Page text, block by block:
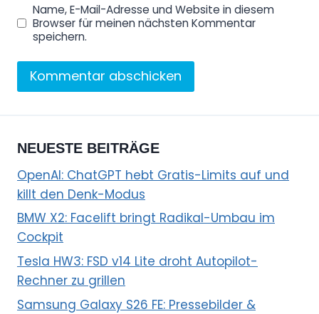
Name, E-Mail-Adresse und Website in diesem
Browser für meinen nächsten Kommentar
speichern.
NEUESTE BEITRÄGE
OpenAI: ChatGPT hebt Gratis-Limits auf und
killt den Denk-Modus
BMW X2: Facelift bringt Radikal-Umbau im
Cockpit
Tesla HW3: FSD v14 Lite droht Autopilot-
Rechner zu grillen
Samsung Galaxy S26 FE: Pressebilder &